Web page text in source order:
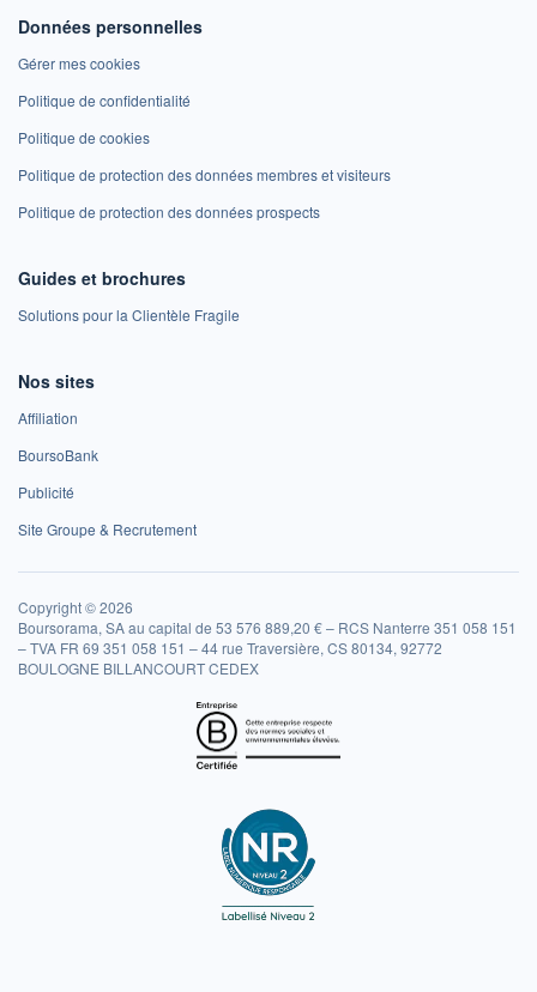
Données personnelles
Gérer mes cookies
Politique de confidentialité
Politique de cookies
Politique de protection des données membres et visiteurs
Politique de protection des données prospects
Guides et brochures
Solutions pour la Clientèle Fragile
Nos sites
Affiliation
BoursoBank
Publicité
Site Groupe & Recrutement
Copyright © 2026
Boursorama, SA au capital de 53 576 889,20 € – RCS Nanterre 351 058 151
– TVA FR 69 351 058 151 – 44 rue Traversière, CS 80134, 92772
BOULOGNE BILLANCOURT CEDEX